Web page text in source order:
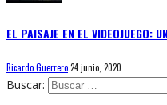
EL PAISAJE EN EL VIDEOJUEGO:
Ricardo Guerrero24 junio, 2020
Buscar: